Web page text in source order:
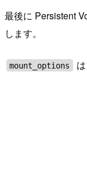
最後に Persistent
します。
mount_options